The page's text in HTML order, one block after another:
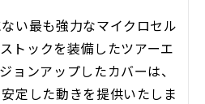
い最も強力なマイクロセル
トックを装備したツアーエ
ョンアップしたカバーは、
定した動きを提供いたしま